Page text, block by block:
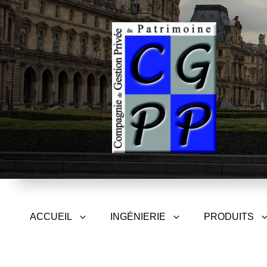
CGPP – Compagnie de
ACCUEIL INGÉNIERIE PRODUITS